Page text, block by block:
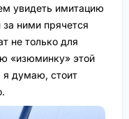
увидеть имитацию
ними прячется
не только для
«изюминку» этой
я думаю, стоит